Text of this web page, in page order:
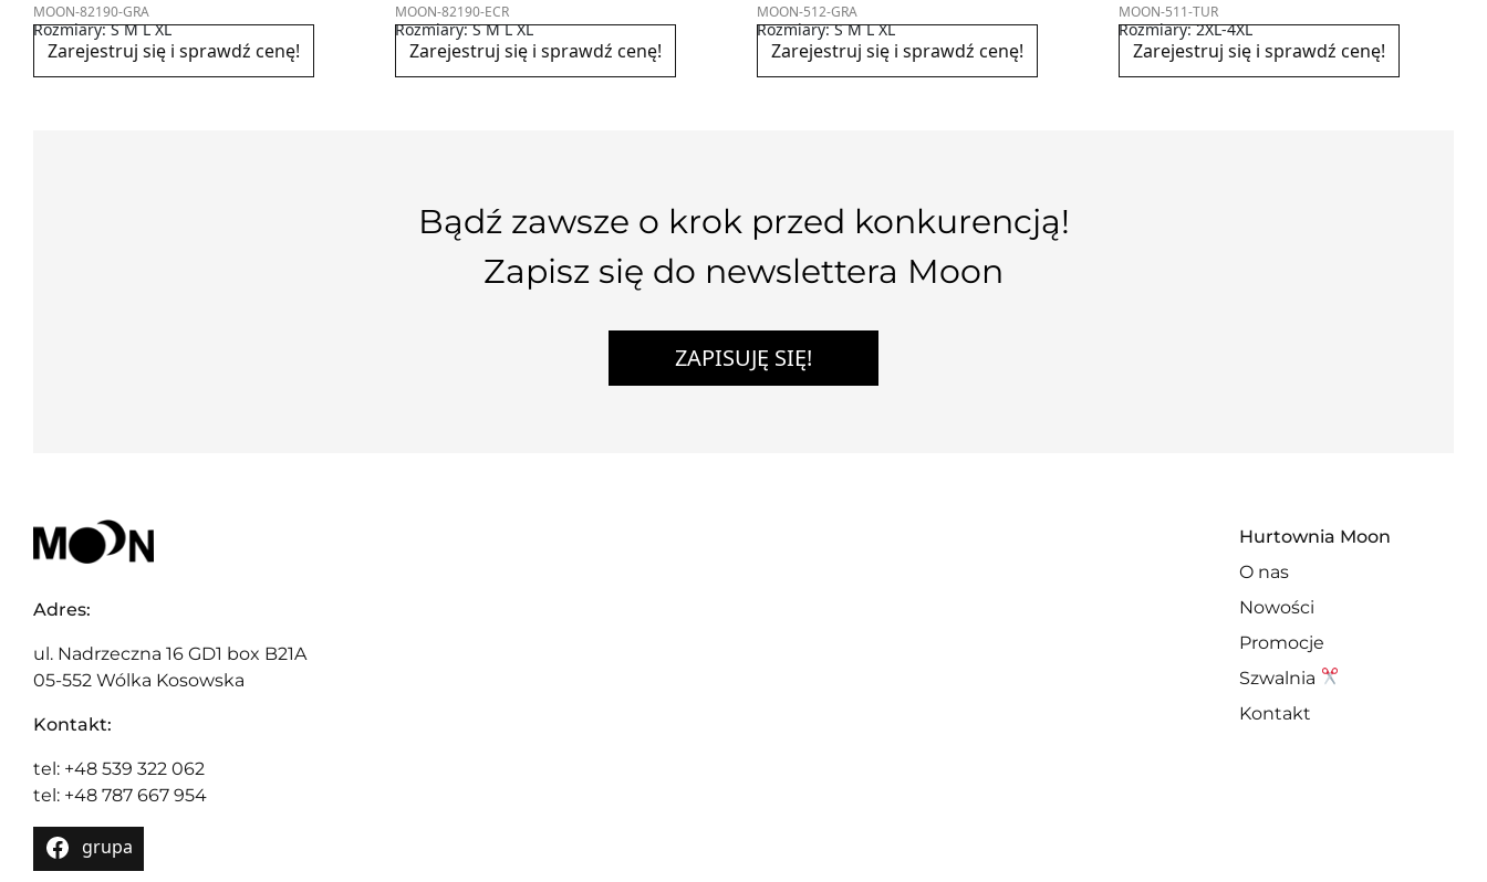
MOON-82190-GRA
Rozmiary: S M L XL
Zarejestruj się i sprawdź cenę!
MOON-82190-ECR
Rozmiary: S M L XL
Zarejestruj się i sprawdź cenę!
MOON-512-GRA
Rozmiary: S M L XL
Zarejestruj się i sprawdź cenę!
MOON-511-TUR
Rozmiary: 2XL-4XL
Zarejestruj się i sprawdź cenę!
Bądź zawsze o krok przed konkurencją!
Zapisz się do newslettera Moon
ZAPISUJĘ SIĘ!
Adres:
ul. Nadrzeczna 16 GD1 box B21A
05-552 Wólka Kosowska
Kontakt:
tel: +48 539 322 062
tel: +48 787 667 954
grupa
Hurtownia Moon
O nas
Nowości
Promocje
Szwalnia
Kontakt